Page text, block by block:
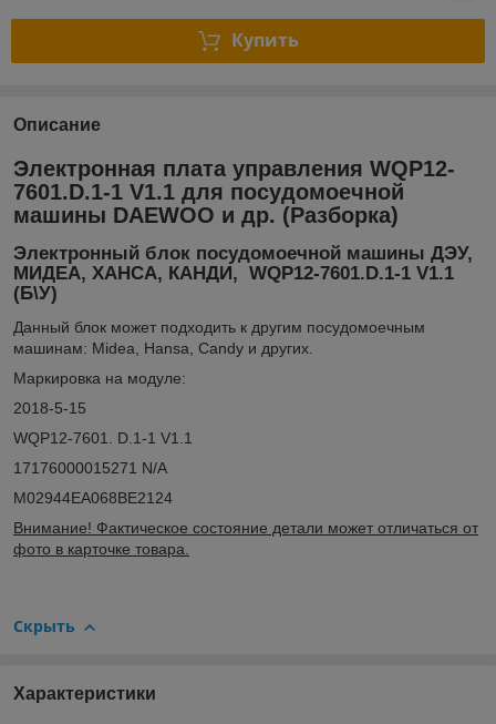
Купить
Описание
Электронная плата управления WQP12-
7601.D.1-1 V1.1 для посудомоечной
машины DAEWOO и др. (Разборка)
Электронный блок посудомоечной машины ДЭУ,
МИДЕА, ХАНСА, КАНДИ, WQP12-7601.D.1-1 V1.1
(Б\У)
Данный блок может подходить к другим посудомоечным
машинам: Midea, Hansa, Candy и других.
Маркировка на модуле:
2018-5-15
WQP12-7601. D.1-1 V1.1
17176000015271 N/A
M02944EA068BE2124
Внимание! Фактическое состояние детали может отличаться от
фото в карточке товара.
Скрыть
Характеристики